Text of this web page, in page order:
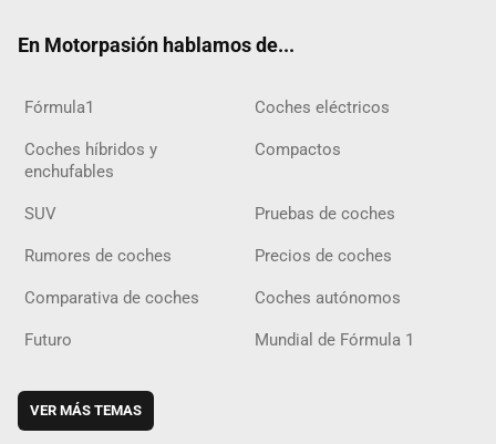
En Motorpasión hablamos de...
Fórmula1 Coches eléctricos
Coches híbridos y
enchufables
Compactos
SUV Pruebas de coches
Rumores de coches Precios de coches
Comparativa de coches Coches autónomos
Futuro Mundial de Fórmula 1
VER MÁS TEMAS